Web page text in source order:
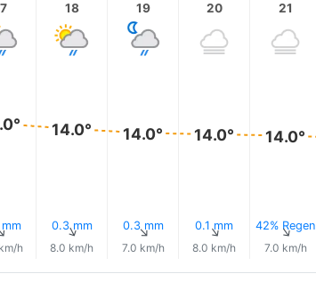
h
18
14.0°
0.3 mm
↑
8.0 km/h
19
14.0°
0.3 mm
↑
7.0 km/h
20
14.0°
0.1 mm
↑
8.0 km/h
21
14.0°
42% Regen
↑
7.0 km/h